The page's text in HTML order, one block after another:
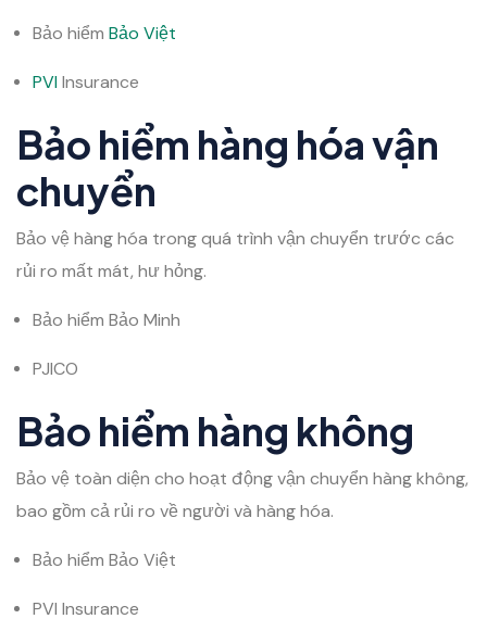
Bảo hiểm Bảo Việt
PVIInsurance
Bảo hiểm hàng hóa vận
chuyển
Bảo vệ hàng hóa trong quá trình vận chuyển trước các
rủi ro mất mát, hư hỏng.
Bảo hiểm Bảo Minh
PJICO
Bảo hiểm hàng không
Bảo vệ toàn diện cho hoạt động vận chuyển hàng không,
bao gồm cả rủi ro về người và hàng hóa.
Bảo hiểm Bảo Việt
PVI Insurance